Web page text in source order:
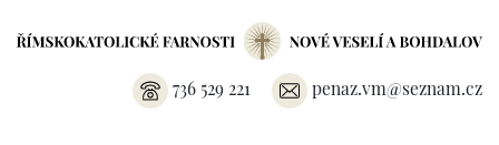
736 529 221 penaz.vm@seznam.cz